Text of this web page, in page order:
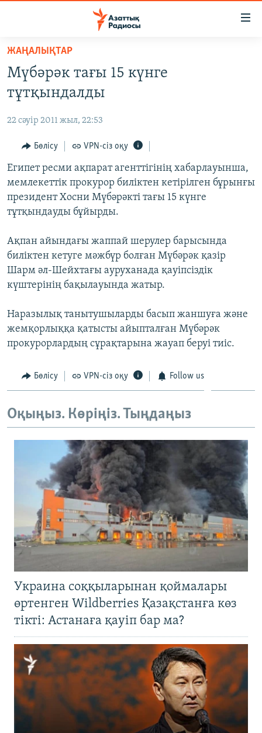
Skip
main
content
Skip
to
Navigation
Skip
to
Search
ЖАҢАЛЫҚТАР
САЯСАТ
AZATTYQTV
ҚАҢТАР ОҚИҒАСЫ
АДАМ ҚҰҚЫҚТАРЫ
ӘЛЕУМЕТ
ӘЛЕМ
АРНАЙЫ ЖОБАЛАР
Русский
ЖАЗЫЛЫҢЫЗ
Басқа тілдерде
ЖАҢАЛЫҚТАР
Мүбәрәк тағы 15 күнге
тұтқындалды
22 сәуір 2011 жыл, 22:53
Бөлісу VPN-сіз оқу
Египет ресми ақпарат агенттігінің хабарлауынша,
мемлекеттік прокурор биліктен кетірілген бұрынғы
президент Хосни Мүбәрәкті тағы 15 күнге
тұтқындауды бұйырды.
Ақпан айындағы жаппай шерулер барысында
биліктен кетуге мәжбүр болған Мүбәрәк қазір
Шарм әл-Шейхтағы ауруханада қауіпсіздік
күштерінің бақылауында жатыр.
Наразылық танытушыларды басып жаншуға және
жемқорлыққа қатысты айыпталған Мүбәрәк
прокурорлардың сұрақтарына жауап беруі тиіс.
Бөлісу VPN-сіз оқу Follow us
Оқыңыз. Көріңіз. Тыңдаңыз
Украина соққыларынан қоймалары
өртенген Wildberries Қазақстанға көз
тікті: Астанаға қауіп бар ма?